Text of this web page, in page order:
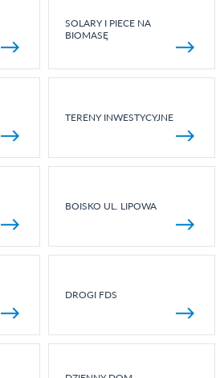
SOLARY I PIECE NA
BIOMASĘ
TERENY INWESTYCYJNE
BOISKO UL. LIPOWA
DROGI FDS